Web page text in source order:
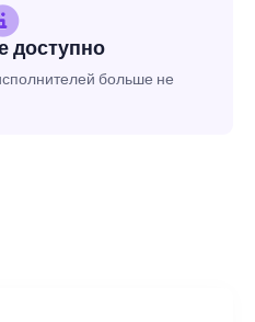
доступно
больше не